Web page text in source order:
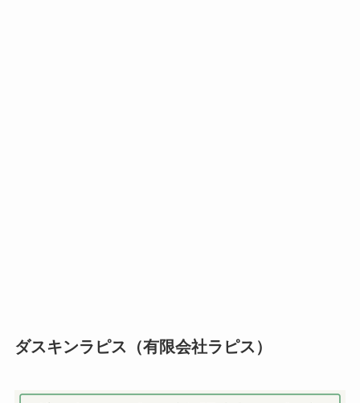
ダスキンラピス（有限会社ラピス）